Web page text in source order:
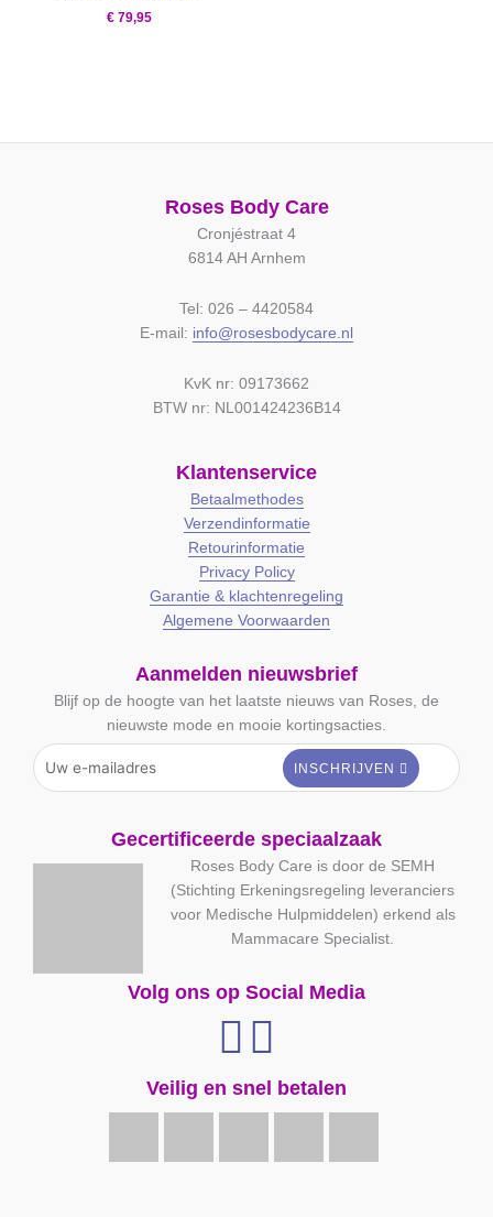
€79,95
Roses Body Care
Cronjéstraat 4
6814 AH Arnhem
Tel: 026 – 4420584
E-mail: info@rosesbodycare.nl
KvK nr: 09173662
BTW nr: NL001424236B14
Klantenservice
Betaalmethodes
Verzendinformatie
Retourinformatie
Privacy Policy
Garantie & klachtenregeling
Algemene Voorwaarden
Aanmelden nieuwsbrief
Blijf op de hoogte van het laatste nieuws van Roses, de
nieuwste mode en mooie kortingsacties.
Gecertificeerde speciaalzaak
Roses Body Care is door de SEMH
(Stichting Erkeningsregeling leveranciers
voor Medische Hulpmiddelen) erkend als
Mammacare Specialist.
Volg ons op Social Media
Veilig en snel betalen